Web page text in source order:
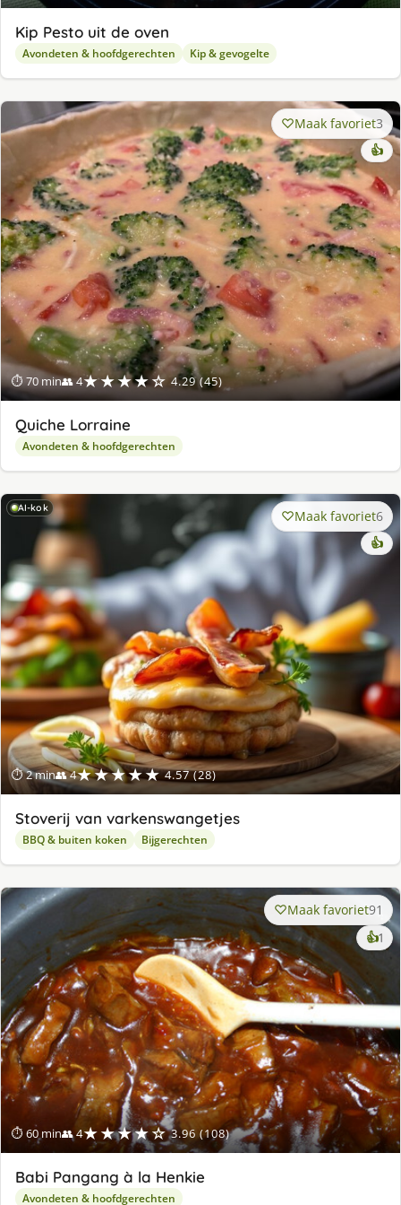
Kip Pesto uit de oven
Avondeten & hoofdgerechten Kip & gevogelte
⏱ 70 min👥 4★★★★☆ 4.29 (45)
Maak favoriet3
👍
Quiche Lorraine
Avondeten & hoofdgerechten
AI-kok
⏱ 2 min👥 4★★★★★ 4.57 (28)
Maak favoriet6
👍
Stoverij van varkenswangetjes
BBQ & buiten koken Bijgerechten
⏱ 60 min👥 4★★★★☆ 3.96 (108)
Maak favoriet91
👍1
Babi Pangang à la Henkie
Avondeten & hoofdgerechten